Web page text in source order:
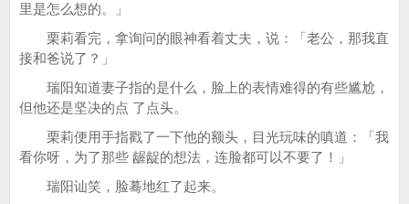
里是怎么想的。」
栗莉看完，拿询问的眼神看着丈夫，说：「老公，那我直
接和爸说了？」
瑞阳知道妻子指的是什么，脸上的表情难得的有些尴尬，
但他还是坚决的点 了点头。
栗莉便用手指戳了一下他的额头，目光玩味的嗔道：「我
看你呀，为了那些 龌龊的想法，连脸都可以不要了！」
瑞阳讪笑，脸蓦地红了起来。